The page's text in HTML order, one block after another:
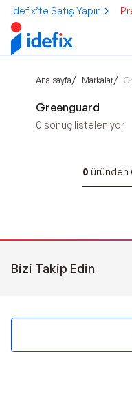
idefix’te Satış Yapın
Ana sayfa/ Markalar/
Greenguard
0 sonuç listeleniyor
0 üründen
Bizi Takip Edin